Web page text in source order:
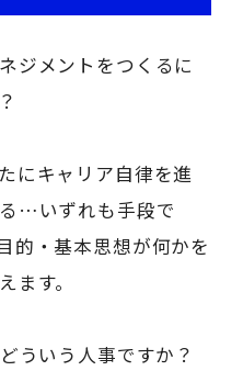
ジメントをつくるに
にキャリア自律を進
…いずれも手段で
的・基本思想が何かを
ます。
ういう人事ですか？